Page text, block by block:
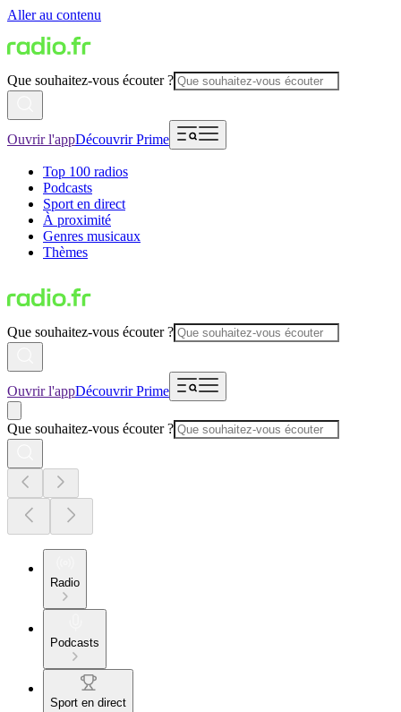
Aller au contenu
Que souhaitez-vous écouter ?
Ouvrir l'appDécouvrir Prime
Top 100 radios
Podcasts
Sport en direct
À proximité
Genres musicaux
Thèmes
Que souhaitez-vous écouter ?
Ouvrir l'appDécouvrir Prime
Que souhaitez-vous écouter ?
Radio
Podcasts
Sport en direct